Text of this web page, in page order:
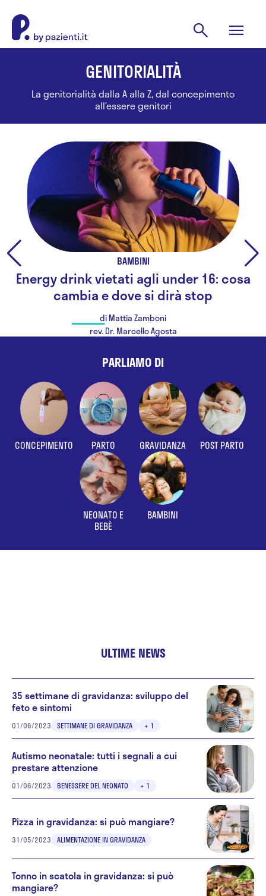
GENITORIALITÀ
La genitorialità dalla A alla Z, dal concepimento
all’essere genitori
BAMBINI
Energy drink vietati agli under 16: cosa
cambia e dove si dirà stop
di Mattia Zamboni
rev. Dr. Marcello Agosta
PARLIAMO DI
CONCEPIMENTO PARTO GRAVIDANZA POST PARTO
NEONATO E
BEBÈ
BAMBINI
ULTIME NEWS
35 settimane di gravidanza: sviluppo del
feto e sintomi
01/06/2023 SETTIMANE DI GRAVIDANZA + 1
Autismo neonatale: tutti i segnali a cui
prestare attenzione
01/06/2023 BENESSERE DEL NEONATO + 1
Pizza in gravidanza: si può mangiare?
31/05/2023 ALIMENTAZIONE IN GRAVIDANZA
Tonno in scatola in gravidanza: si può
mangiare?